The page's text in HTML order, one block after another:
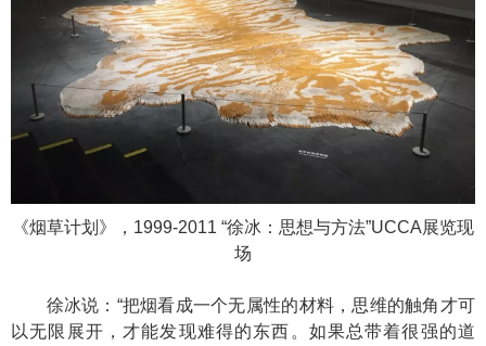
《烟草计划》，1999-2011 “徐冰：思想与方法”UCCA展览现
场
徐冰说：“把烟看成一个无属性的材料，思维的触角才可
以无限展开，才能发现难得的东西。如果总带着很强的道